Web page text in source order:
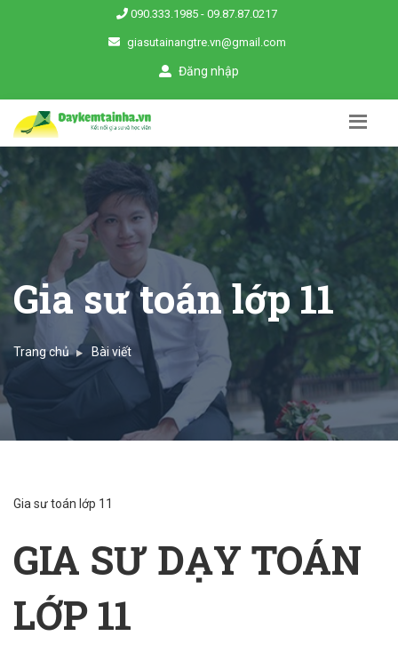
090.333.1985 - 09.87.87.0217
giasutainangtre.vn@gmail.com
Đăng nhập
Gia sư toán lớp 11
Trang chủ Bài viết
Gia sư toán lớp 11
GIA SƯ DẠY TOÁN
LỚP 11